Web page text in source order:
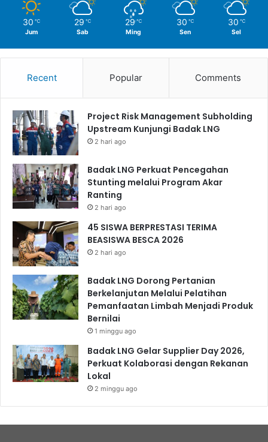
30 ℃
Jum
29 ℃
Sab
29 ℃
Ming
30 ℃
Sen
30 ℃
Sel
Recent Popular Comments
Project Risk Management Subholding
Upstream Kunjungi Badak LNG
2 hari ago
Badak LNG Perkuat Pencegahan
Stunting melalui Program Akar
Ranting
2 hari ago
45 SISWA BERPRESTASI TERIMA
BEASISWA BESCA 2026
2 hari ago
Badak LNG Dorong Pertanian
Berkelanjutan Melalui Pelatihan
Pemanfaatan Limbah Menjadi Produk
Bernilai
1 minggu ago
Badak LNG Gelar Supplier Day 2026,
Perkuat Kolaborasi dengan Rekanan
Lokal
2 minggu ago